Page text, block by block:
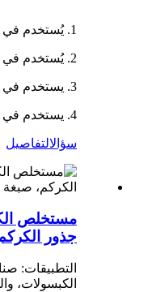
1. يُستخدم في مجال الأغذية.
2. يُستخدم في مجال المشروبات.
3. يستخدم في مجال مستحضرات التجميل.
4. يستخدم في مجال المنتجات الصحية.
سؤالالتفاصيل
مستخلص
جذور
التطبيقات:
الكبسولات،